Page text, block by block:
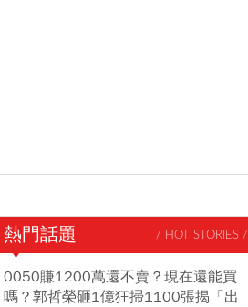
熱門話題 / HOT STORIES /
0050賺1200萬還不賣？現在還能買
嗎？郭哲榮砸1億狂掃1100張揭「出